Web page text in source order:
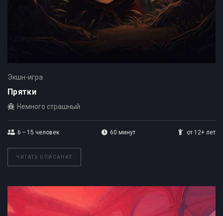
Экшн-игра
Прятки
Немного страшный
6 – 15 человек 60 минут от 12+ лет
ЧИТАТЬ ОПИСАНИЕ